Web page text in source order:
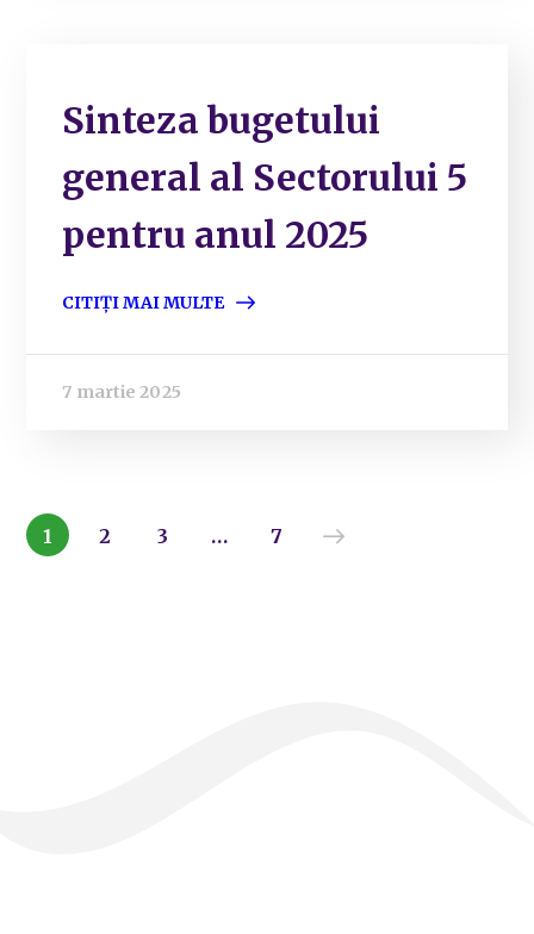
Sinteza bugetului
general al Sectorului 5
pentru anul 2025
CITIȚI MAI MULTE
7 martie 2025
1 2 3 … 7